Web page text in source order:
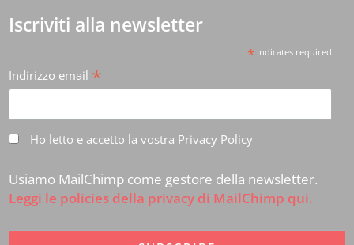
Iscriviti alla newsletter
*indicates required
Indirizzo email *
Ho letto e accetto la vostra Privacy Policy
Usiamo MailChimp come gestore della newsletter.
Leggi le policies della privacy di MailChimp qui.